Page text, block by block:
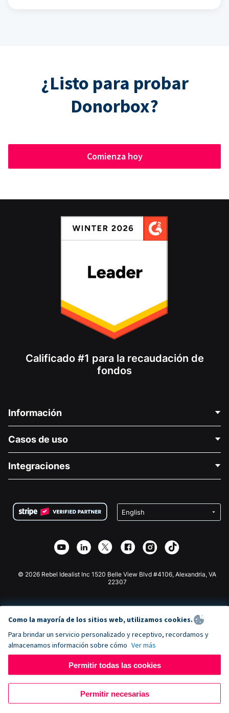
¿Listo para probar
Donorbox?
Comienza hoy
Calificado #1 para la recaudación de
fondos
Información
Acerca de nosotros
Carreras
Privacidad
Asociación de afiliados
Casos de uso
Recaudación de fondos para fines médicos
Recaudación de fondos para escuelas
Integraciones
Plugin de donaciones de Wix
Aplicación de donaciones de Webflow
Donaciones de Joomla
© 2026 Rebel Idealist Inc 1520 Belle View Blvd #4106, Alexandria, VA
22307
Como la mayoría de los sitios web, utilizamos cookies.
Para brindar un servicio personalizado y receptivo, recordamos y
almacenamos información sobre cómo Ver más
Permitir todas las cookies
Permitir necesarias